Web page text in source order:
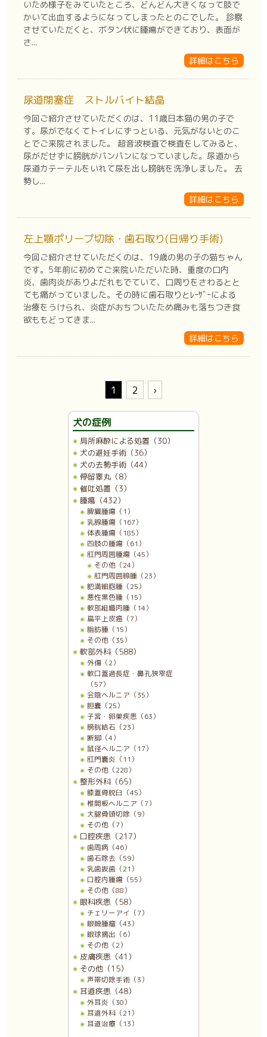
いため様子をみていたところ、どんどん大きくなって肢で
かいて出血するようになってしまったとのこでした。 診察
させていただくと、ボタン状に腫瘍ができており、表面が
さ...
詳細はこちら
尿道閉塞症 ストルバイト結晶
今回ご紹介させていただくのは、11歳日本猫の男の子で
す。尿がでなくてトイレにずっといる、元気がないとのこ
とでご来院されました。 超音波検査で検査をしてみると、
尿がだせずに膀胱がパンパンになっていました。尿道から
尿道カテーテルをいれて尿を出し膀胱を洗浄しました。 去
勢し...
詳細はこちら
左上顎ポリープ切除・歯石取り(日帰り手術)
今回ご紹介させていただくのは、19歳の男の子の猫ちゃん
です。5年前に初めてご来院いただいた時、重度の口内
炎、歯肉炎がありよだれもでていて、口周りをさわるとと
ても痛がっていました。その時に歯石取りとﾚｰｻﾞｰによる
治療をうけられ、炎症がおちついたため痛みも落ちつき食
欲ももどってきま...
詳細はこちら
1 2 ›
犬の症例
局所麻酔による処置（30）
犬の避妊手術（36）
犬の去勢手術（44）
停留睾丸（8）
催吐処置（3）
腫瘍（432）
脾臓腫瘍（1）
乳腺腫瘍（167）
体表腫瘍（185）
四肢の腫瘍（61）
肛門周囲腫瘍（45）
その他（24）
肛門周囲腺腫（23）
肥満細胞腫（25）
悪性黒色腫（15）
軟部組織肉腫（14）
扁平上皮癌（7）
脂肪腫（15）
その他（35）
軟部外科（588）
外傷（2）
軟口蓋過長症・鼻孔狭窄症
（57）
会陰ヘルニア（35）
胆嚢（25）
子宮・卵巣疾患（63）
膀胱結石（23）
断脚（4）
鼠径ヘルニア（17）
肛門嚢炎（11）
その他（228）
整形外科（65）
膝蓋骨脱臼（45）
椎間板ヘルニア（7）
大腿骨頭切除（9）
その他（7）
口腔疾患（217）
歯周病（46）
歯石除去（59）
乳歯抜歯（21）
口腔内腫瘍（55）
その他（88）
眼科疾患（58）
チェリーアイ（7）
眼瞼腫瘤（43）
眼球摘出（6）
その他（2）
皮膚疾患（41）
その他（15）
声帯切除手術（3）
耳道疾患（48）
外耳炎（30）
耳道外科（21）
耳道治療（13）